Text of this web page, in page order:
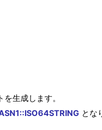
生成します。
とな